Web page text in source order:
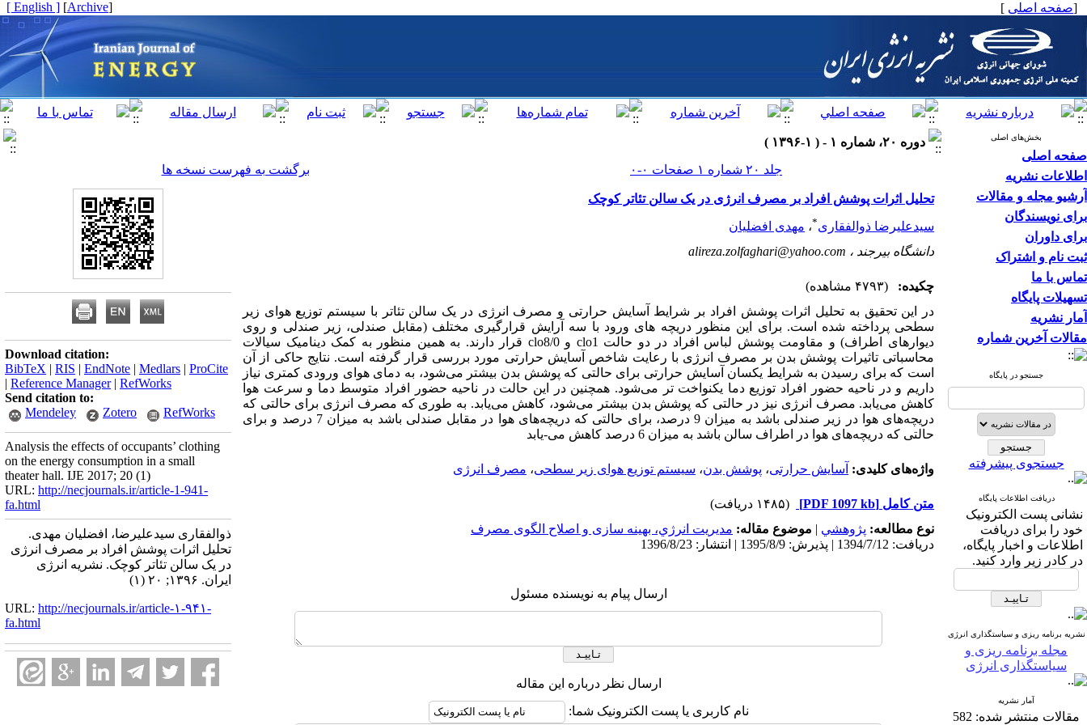
[صفحه اصلی ]
[
Archive
]
[ English ]
بخش‌های اصلی
صفحه اصلی
اطلاعات نشریه
آرشیو مجله و مقالات
برای نویسندگان
برای داوران
ثبت نام و اشتراک
تماس با ما
تسهیلات پایگاه
آمار نشریه
مقالات آخرین شماره
جستجو در پایگاه
جستجوی پیشرفته
دریافت اطلاعات پایگاه
نشانی پست الکترونیک
خود را برای دریافت
اطلاعات و اخبار پایگاه،
در کادر زیر وارد کنید.
نشریه برنامه ریزی و سیاستگذاری انرژی
مجله برنامه ریزی و
سیاستگذاری انرژی
آمار نشریه
مقالات منتشر شده: 582
دوره ۲۰، شماره ۱ - ( ۱-۱۳۹۶ )
جلد ۲۰ شماره ۱ صفحات ۰-۰
برگشت به فهرست نسخه ها
تحلیل اثرات پوشش افراد بر مصرف انرژی در یک سالن تئاتر کوچک
سیدعلیرضا ذوالفقاری*، مهدی افضلیان
دانشگاه بیرجند ، alireza.zolfaghari@yahoo.com
چکیده:
(۴۷۹۳ مشاهده)
در این تحقیق به تحلیل اثرات پوشش افراد بر شرایط آسایش حرارتی و مصرف انرژی در یک سالن تئاتر با سیستم توزیع هوای زیر
سطحی پرداخته شده است. برای این منظور دریچه های ورود با سه آرایش قرارگیری مختلف (مقابل صندلی، زیر صندلی و روی
دیوارهای اطراف) و مقاومت پوشش لباس افراد در دو حالت clo1 و clo8/0 قرار دارند. به همین منظور به کمک دینامیک سیالات
محاسباتی تاثیرات پوشش بدن بر مصرف انرژی با رعایت شاخص آسایش حرارتی مورد بررسی قرار گرفته است. نتایج حاکی از آن
است که برای رسیدن به شرایط یکسان آسایش حرارتی برای حالتی که پوشش بدن بیشتر می‌شود، به دمای هوای ورودی کمتری نیاز
داریم و در ناحیه حضور افراد توزیع دما یکنواخت تر می‌شود. همچنین در این حالت در ناحیه حضور افراد متوسط دما و سرعت هوا
کاهش می‌یابد. مصرف انرژی نیز در حالتی که پوشش بدن بیشتر می‌شود، کاهش می‌یابد. به طوری که مصرف انرژی برای حالتی که
دریچه‌های هوا در زیر صندلی باشد به میزان 9 درصد، برای حالتی که دریچه‌های هوا در مقابل صندلی باشد به میزان 7 درصد و برای
حالتی که دریچه‌های هوا در اطراف سالن باشد به میزان 6 درصد کاهش می-یابد
واژه‌های کلیدی: آسایش حرارتی، پوشش بدن، سیستم توزیع هوای زیر سطحی، مصرف انرژی
متن کامل [PDF 1097 kb]
(۱۴۸۵ دریافت)
نوع مطالعه: پژوهشي | موضوع مقاله: مديريت انرژي، بهینه سازی و اصلاح الگوی مصرف
دریافت: 1394/7/12 | پذیرش: 1395/8/9 | انتشار: 1396/8/23
ارسال پیام به نویسنده مسئول
ارسال نظر درباره این مقاله
نام کاربری یا پست الکترونیک شما:
Download citation:
BibTeX | RIS | EndNote | Medlars | ProCite
| Reference Manager| RefWorks
Send citation to:
Mendeley
Zotero RefWorks
Analysis the effects of occupants’ clothing
on the energy consumption in a small
theater hall. IJE 2017; 20 (1)
URL: http://necjournals.ir/article-1-941-
fa.html
ذوالفقاری سیدعلیرضا، افضلیان مهدی.
تحلیل اثرات پوشش افراد بر مصرف انرژی
در یک سالن تئاتر کوچک. نشریه انرژی
ایران. ۱۳۹۶; ۲۰ (۱)
URL: http://necjournals.ir/article-۱-۹۴۱-
fa.html